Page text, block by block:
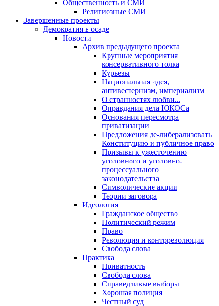
Общественность и СМИ
Религиозные СМИ
Завершенные проекты
Демократия в осаде
Новости
Архив предыдущего проекта
Крупные мероприятия
консервативного толка
Курьезы
Национальная идея,
антивестернизм, империализм
О странностях любви...
Оправдания дела ЮКОСа
Основания пересмотра
приватизации
Предложения де-либерализовать
Конституцию и публичное право
Призывы к ужесточению
уголовного и уголовно-
процессуального
законодательства
Символические акции
Теории заговора
Идеология
Гражданское общество
Политический режим
Право
Революция и контрреволюция
Свобода слова
Практика
Приватность
Свобода слова
Справедливые выборы
Хорошая полиция
Честный суд